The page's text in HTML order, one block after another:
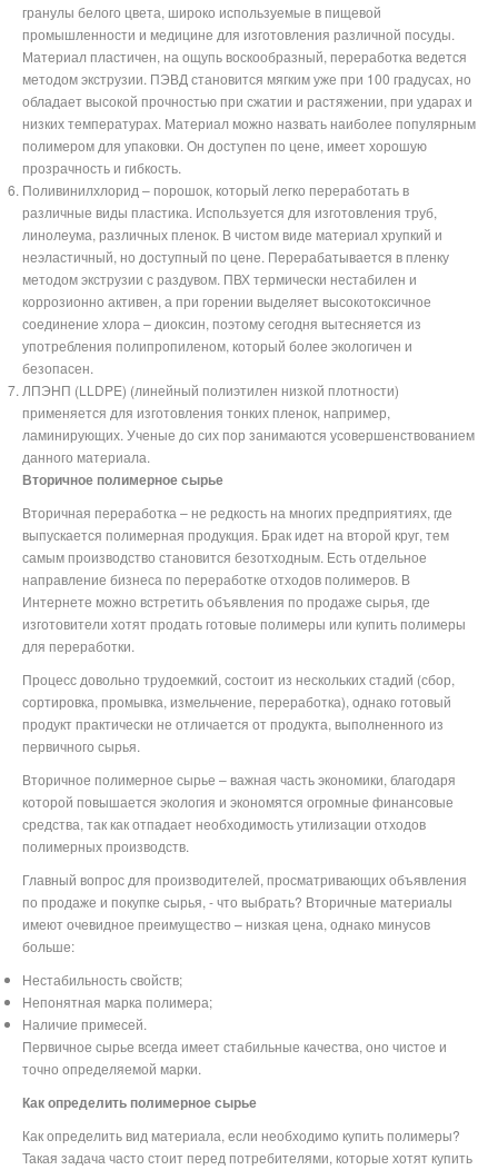
гранулы белого цвета, широко используемые в пищевой
промышленности и медицине для изготовления различной посуды.
Материал пластичен, на ощупь воскообразный, переработка ведется
методом экструзии. ПЭВД становится мягким уже при 100 градусах, но
обладает высокой прочностью при сжатии и растяжении, при ударах и
низких температурах. Материал можно назвать наиболее популярным
полимером для упаковки. Он доступен по цене, имеет хорошую
прозрачность и гибкость.
Поливинилхлорид – порошок, который легко переработать в
различные виды пластика. Используется для изготовления труб,
линолеума, различных пленок. В чистом виде материал хрупкий и
неэластичный, но доступный по цене. Перерабатывается в пленку
методом экструзии с раздувом. ПВХ термически нестабилен и
коррозионно активен, а при горении выделяет высокотоксичное
соединение хлора – диоксин, поэтому сегодня вытесняется из
употребления полипропиленом, который более экологичен и
безопасен.
ЛПЭНП (LLDPE) (линейный полиэтилен низкой плотности)
применяется для изготовления тонких пленок, например,
ламинирующих. Ученые до сих пор занимаются усовершенствованием
данного материала.
Вторичное полимерное сырье
Вторичная переработка – не редкость на многих предприятиях, где
выпускается полимерная продукция. Брак идет на второй круг, тем
самым производство становится безотходным. Есть отдельное
направление бизнеса по переработке отходов полимеров. В
Интернете можно встретить объявления по продаже сырья, где
изготовители хотят продать готовые полимеры или купить полимеры
для переработки.
Процесс довольно трудоемкий, состоит из нескольких стадий (сбор,
сортировка, промывка, измельчение, переработка), однако готовый
продукт практически не отличается от продукта, выполненного из
первичного сырья.
Вторичное полимерное сырье – важная часть экономики, благодаря
которой повышается экология и экономятся огромные финансовые
средства, так как отпадает необходимость утилизации отходов
полимерных производств.
Главный вопрос для производителей, просматривающих объявления
по продаже и покупке сырья, - что выбрать? Вторичные материалы
имеют очевидное преимущество – низкая цена, однако минусов
больше:
Нестабильность свойств;
Непонятная марка полимера;
Наличие примесей.
Первичное сырье всегда имеет стабильные качества, оно чистое и
точно определяемой марки.
Как определить полимерное сырье
Как определить вид материала, если необходимо купить полимеры?
Такая задача часто стоит перед потребителями, которые хотят купить